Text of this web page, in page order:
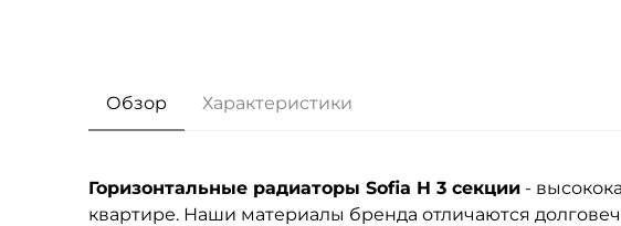
Обзор Характеристики
Горизонтальные радиаторы Sofia H 3 секции -
квартире. Наши материалы бренда отличаются